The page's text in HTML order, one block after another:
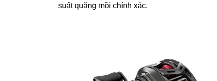
suất quăng mồi chính xác.